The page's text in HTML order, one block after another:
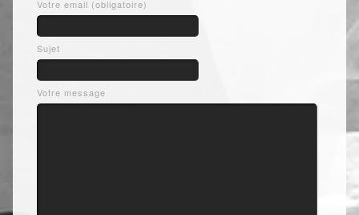
Votre email (obligatoire)
Sujet
Votre message